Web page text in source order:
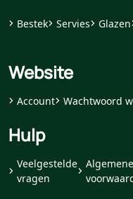
Bestek Servies Glazen
Website
Account Wachtwoord
Hulp
Veelgestelde
vragen
Algemene